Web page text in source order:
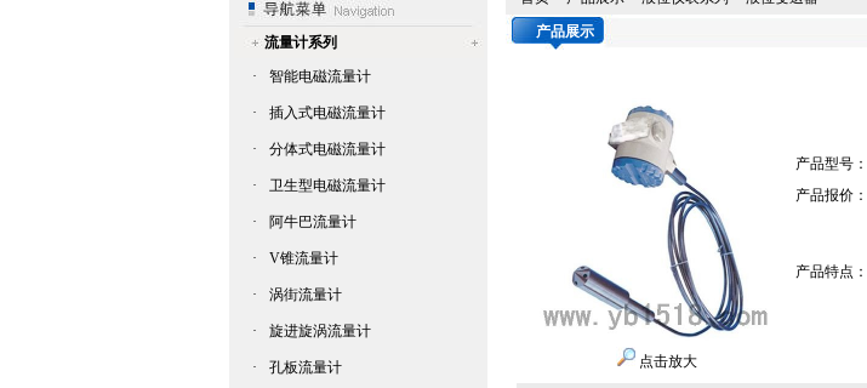
流量计系列
·
智能电磁流量计
· 插入式电磁流量计
· 分体式电磁流量计
· 卫生型电磁流量计
· 阿牛巴流量计
· V锥流量计
· 涡街流量计
· 旋进旋涡流量计
· 孔板流量计
产品展示
点击放大
产品型号：
产品报价：
产品特点：